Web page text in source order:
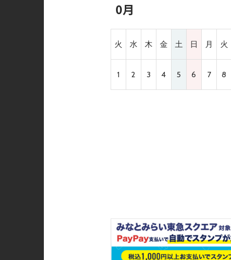
0月
火 水 木 金 土 日 月 火
1 2 3 4 5 6 7 8